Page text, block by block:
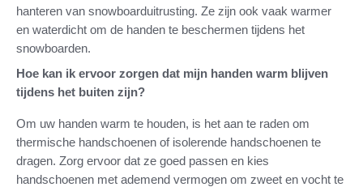
hanteren van snowboarduitrusting. Ze zijn ook vaak warmer
en waterdicht om de handen te beschermen tijdens het
snowboarden.
Hoe kan ik ervoor zorgen dat mijn handen warm blijven
tijdens het buiten zijn?
Om uw handen warm te houden, is het aan te raden om
thermische handschoenen of isolerende handschoenen te
dragen. Zorg ervoor dat ze goed passen en kies
handschoenen met ademend vermogen om zweet en vocht te